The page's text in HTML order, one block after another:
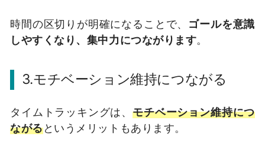
時間の区切りが明確になることで、 ゴールを意識
しやすくなり、集中力につながります。
3.モチベーション維持につながる
タイムトラッキングは、モチベーション維持につ
ながるというメリットもあります。